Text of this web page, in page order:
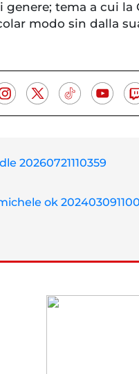
tema a cui la
modo sin dalla